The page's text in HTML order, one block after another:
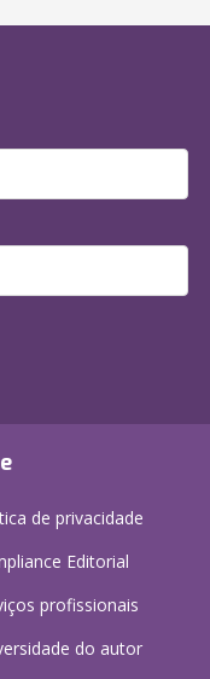
de privacidade
Editorial
profissionais
do autor